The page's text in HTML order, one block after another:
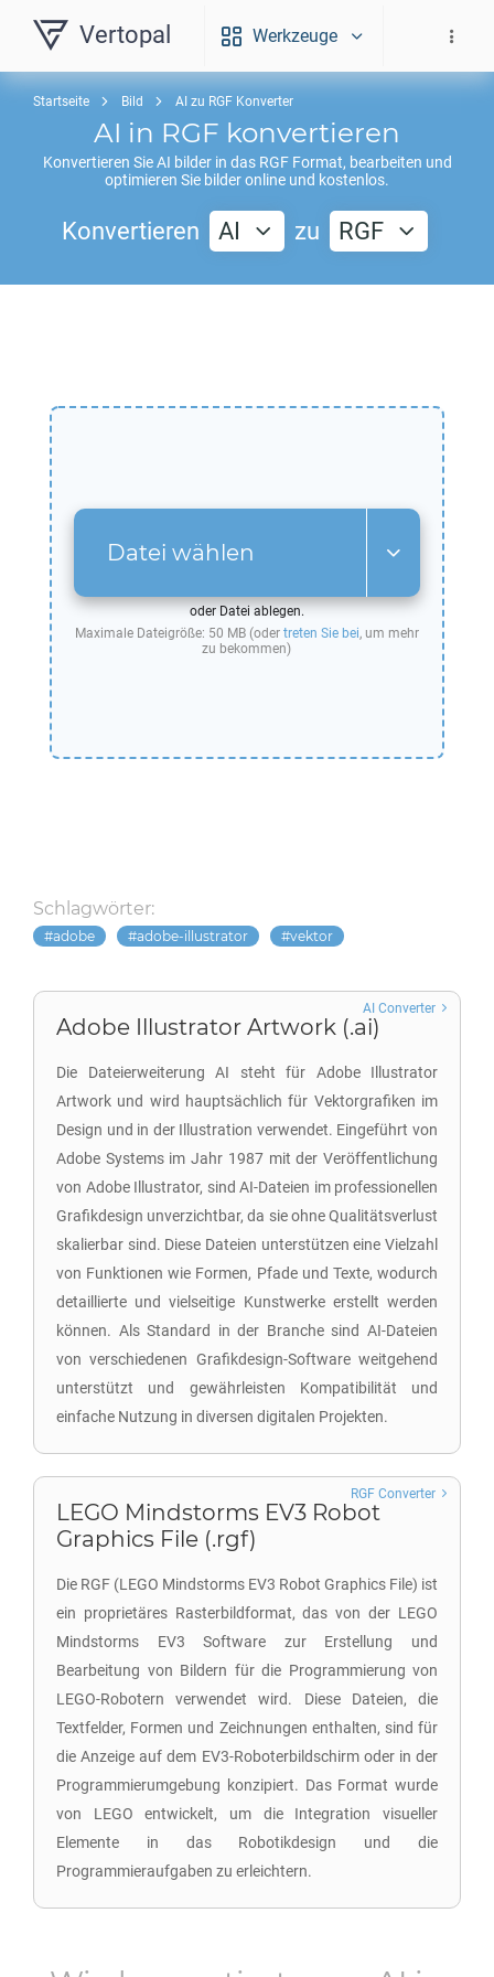
Vertopal Werkzeuge
Startseite Bild AI zu RGF Konverter
AI in RGF konvertieren
Konvertieren SieAI bilder in das RGFFormat, bearbeiten und
optimieren Sie bilder online und kostenlos.
Konvertieren AI zu RGF
Datei wählen
oder Datei ablegen.
Maximale Dateigröße: 50 MB (oder treten Sie bei, um mehr
zu bekommen)
Schlagwörter:
adobe adobe-illustrator vektor
Adobe Illustrator Artwork (.ai)
Die Dateierweiterung AI steht für Adobe Illustrator
Artwork und wird hauptsächlich für Vektorgrafiken im
Design und in der Illustration verwendet. Eingeführt von
Adobe Systems im Jahr 1987 mit der Veröffentlichung
von Adobe Illustrator, sind AI-Dateien im professionellen
Grafikdesign unverzichtbar, da sie ohne Qualitätsverlust
skalierbar sind. Diese Dateien unterstützen eine Vielzahl
von Funktionen wie Formen, Pfade und Texte, wodurch
detaillierte und vielseitige Kunstwerke erstellt werden
können. Als Standard in der Branche sind AI-Dateien
von verschiedenen Grafikdesign-Software weitgehend
unterstützt und gewährleisten Kompatibilität und
einfache Nutzung in diversen digitalen Projekten.
AI Converter
LEGO Mindstorms EV3 Robot
Graphics File (.rgf)
Die RGF (LEGO Mindstorms EV3 Robot Graphics File) ist
ein proprietäres Rasterbildformat, das von der LEGO
Mindstorms EV3 Software zur Erstellung und
Bearbeitung von Bildern für die Programmierung von
LEGO-Robotern verwendet wird. Diese Dateien, die
Textfelder, Formen und Zeichnungen enthalten, sind für
die Anzeige auf dem EV3-Roboterbildschirm oder in der
Programmierumgebung konzipiert. Das Format wurde
von LEGO entwickelt, um die Integration visueller
Elemente in das Robotikdesign und die
Programmieraufgaben zu erleichtern.
RGF Converter